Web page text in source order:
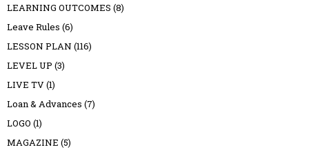
LEARNING OUTCOMES (8)
Leave Rules (6)
LESSON PLAN (116)
LEVEL UP (3)
LIVE TV(1)
Loan & Advances (7)
LOGO (1)
MAGAZINE (5)